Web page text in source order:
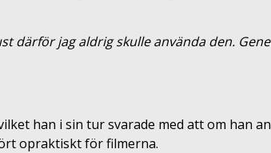
därför jag aldrig skulle använda den.
han i sin tur svarade med att om han
opraktiskt för filmerna.